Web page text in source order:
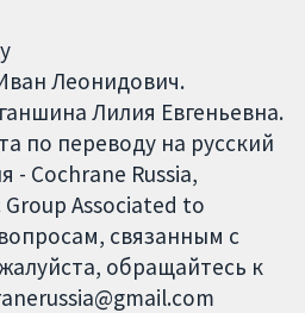
Леонидович.
Лилия Евгеньевна.
по переводу на русский
- Cochrane Russia,
Associated to
связанным с
обращайтесь к